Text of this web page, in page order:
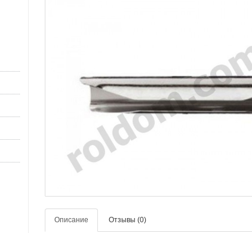
Описание Отзывы (0)